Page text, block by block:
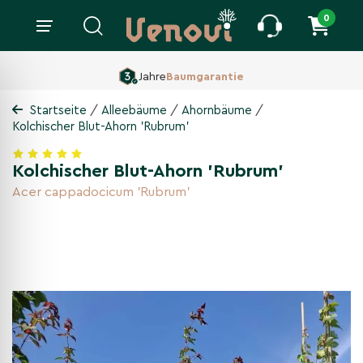
0
160 ha Baumschule,Seit 1860
Startseite / Alleebäume / Ahornbäume /
Kolchischer Blut-Ahorn 'Rubrum'
Kolchischer Blut-Ahorn 'Rubrum'
Acer cappadocicum 'Rubrum'